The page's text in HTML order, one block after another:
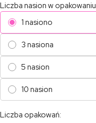
Liczba nasion w opakowaniu
1 nasiono
3 nasiona
5 nasion
10 nasion
Liczba opakowań: